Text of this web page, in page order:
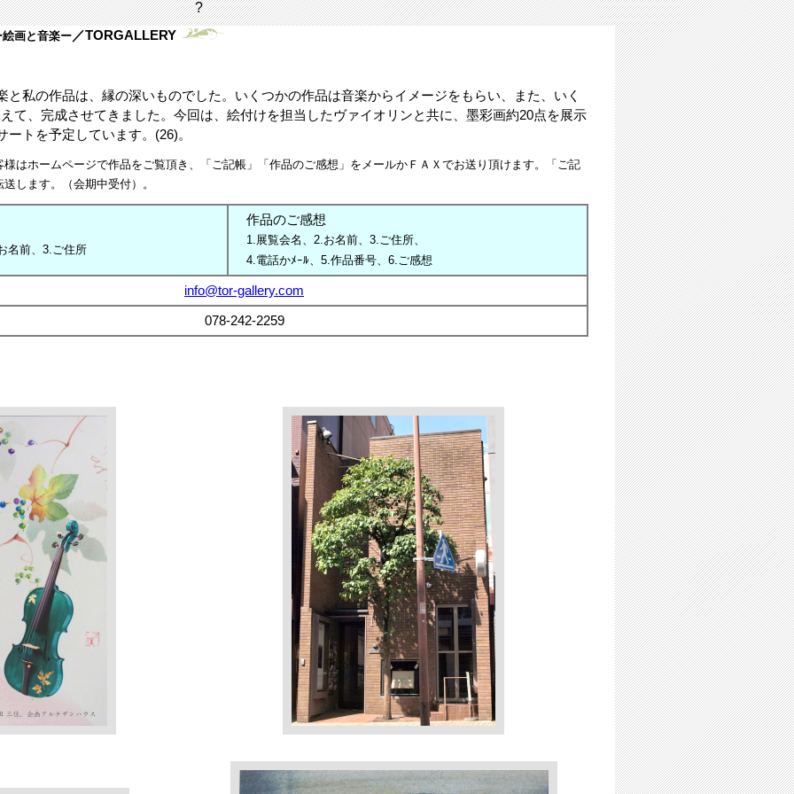
?
絵画と音楽ー ／TORGALLERY
と私の作品は、縁の深いものでした。いくつかの作品は音楽からイメージをもらい、また、いく
て、完成させてきました。今回は、絵付けを担当したヴァイオリンと共に、墨彩画約20点を展示
トを予定しています。(26)。
はホームページで作品をご覧頂き、「ご記帳」「作品のご感想」をメールかＦＡＸでお送り頂けます。「ご記
します。（会期中受付）。
名前、 3.ご住所
作品のご感想
1.展覧会名、 2.お名前、 3.ご住所、
4.電話かﾒｰﾙ、 5.作品番号、 6.ご感想
info@tor-gallery.com
078-242-2259